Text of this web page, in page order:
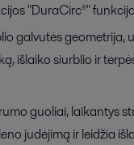
"DuraCirc®"
galvutės
išlaiko siurblio ir
guoliai, laikantys
judėjimą ir leidžia